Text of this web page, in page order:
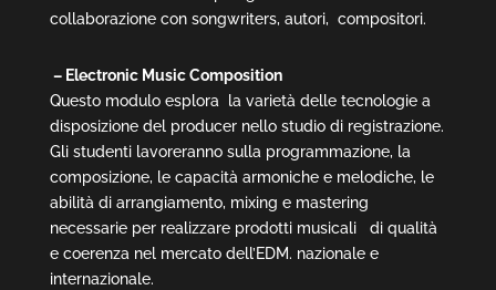
collaborazione con songwriters, autori, compositori.
– Electronic Music Composition
Questo modulo esplora la varietà delle tecnologie a
disposizione del producer nello studio di registrazione.
Gli studenti lavoreranno sulla programmazione, la
composizione, le capacità armoniche e melodiche, le
abilità di arrangiamento, mixing e mastering
necessarie per realizzare prodotti musicali di qualità
e coerenza nel mercato dell’EDM. nazionale e
internazionale.